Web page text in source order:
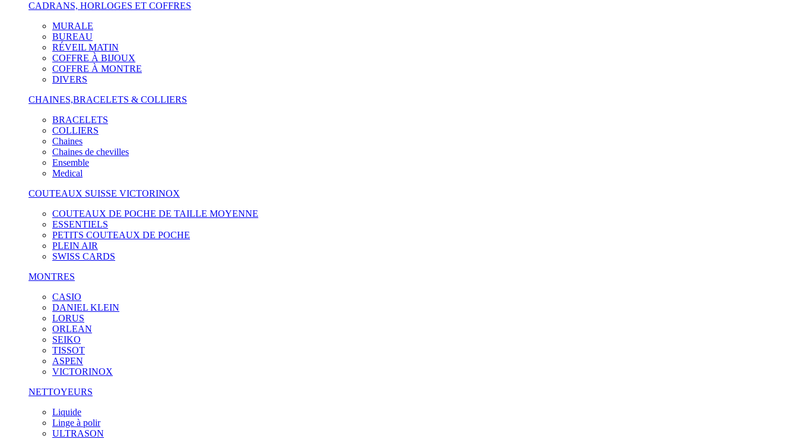
CADRANS, HORLOGES ET COFFRES
MURALE
BUREAU
RÉVEIL MATIN
COFFRE À BIJOUX
COFFRE À MONTRE
DIVERS
CHAINES,BRACELETS & COLLIERS
BRACELETS
COLLIERS
Chaines
Chaines de chevilles
Ensemble
Medical
COUTEAUX SUISSE VICTORINOX
COUTEAUX DE POCHE DE TAILLE MOYENNE
ESSENTIELS
PETITS COUTEAUX DE POCHE
PLEIN AIR
SWISS CARDS
MONTRES
CASIO
DANIEL KLEIN
LORUS
ORLEAN
SEIKO
TISSOT
ASPEN
VICTORINOX
NETTOYEURS
Liquide
Linge à polir
ULTRASON